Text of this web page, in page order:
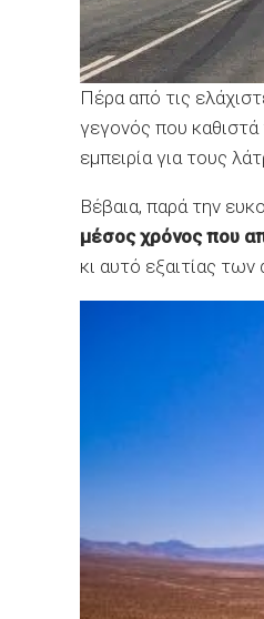
Πέρα από τις
γεγονός που καθιστά
εμπειρία για τους
Βέβαια, παρά την
μέσος χρόνος που
κι αυτό εξαιτίας